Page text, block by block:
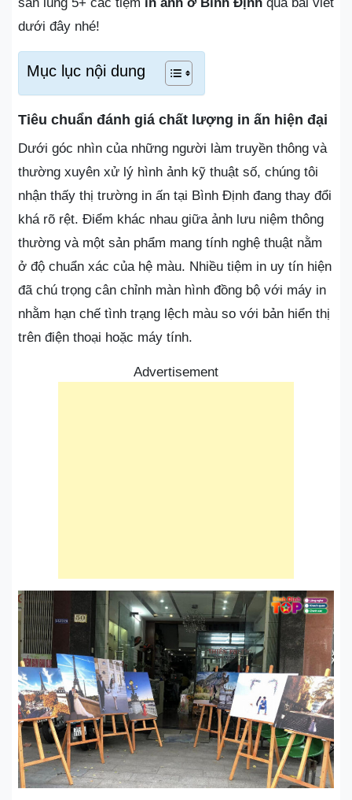
dưới đây nhé!
Mục lục nội dung
Tiêu chuẩn đánh giá chất lượng in ấn hiện đại
Dưới góc nhìn của những người làm truyền thông và
thường xuyên xử lý hình ảnh kỹ thuật số, chúng tôi
nhận thấy thị trường in ấn tại Bình Định đang thay đổi
khá rõ rệt. Điểm khác nhau giữa ảnh lưu niệm thông
thường và một sản phẩm mang tính nghệ thuật nằm
ở độ chuẩn xác của hệ màu. Nhiều tiệm in uy tín hiện
đã chú trọng cân chỉnh màn hình đồng bộ với máy in
nhằm hạn chế tình trạng lệch màu so với bản hiển thị
trên điện thoại hoặc máy tính.
Advertisement